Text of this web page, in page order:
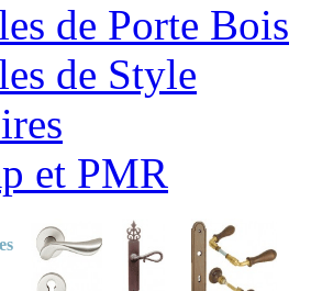
de Porte Bois
de Style
et PMR